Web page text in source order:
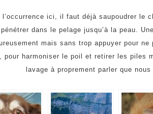
l’occurrence ici, il faut déjà saupoudrer le
pénétrer dans le pelage jusqu’à la peau.
mais sans trop appuyer pour
pour harmoniser le poil et retirer les piles
lavage à proprement parler que